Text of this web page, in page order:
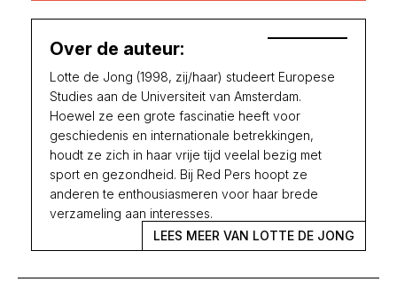
Over de auteur:
Lotte de Jong (1998, zij/haar) studeert Europese
Studies aan de Universiteit van Amsterdam.
Hoewel ze een grote fascinatie heeft voor
geschiedenis en internationale betrekkingen,
houdt ze zich in haar vrije tijd veelal bezig met
sport en gezondheid. Bij Red Pers hoopt ze
anderen te enthousiasmeren voor haar brede
verzameling aan interesses.
LEES MEER VAN LOTTE DE JONG